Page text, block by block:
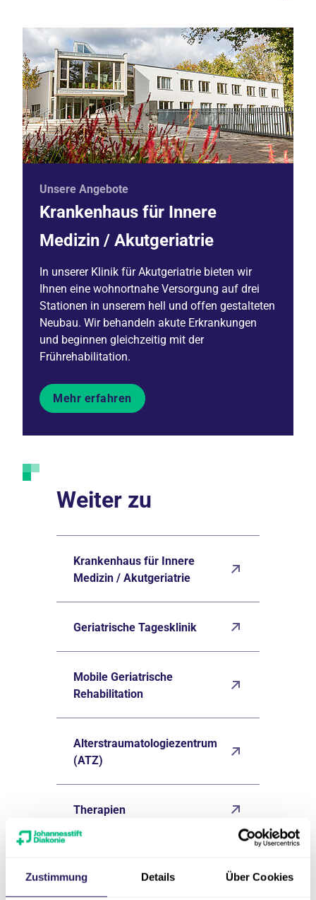
Zustimmung Details Über Cookies
Unsere Angebote
Krankenhaus für Innere
Medizin / Akutgeriatrie
In unserer Klinik für Akutgeriatrie bieten wir
Ihnen eine wohnortnahe Versorgung auf drei
Stationen in unserem hell und offen gestalteten
Neubau. Wir behandeln akute Erkrankungen
und beginnen gleichzeitig mit der
Frührehabilitation.
Mehr erfahren
Weiter zu
Krankenhaus für Innere
Medizin / Akutgeriatrie
Geriatrische Tagesklinik
Mobile Geriatrische
Rehabilitation
Alterstraumatologiezentrum
(ATZ)
Therapien
Zuweiser*innen